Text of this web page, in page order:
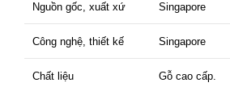
Nguồn gốc, xuất xứ Singapore
Công nghệ, thiết kế Singapore
Chất liệu Gỗ cao cấp.